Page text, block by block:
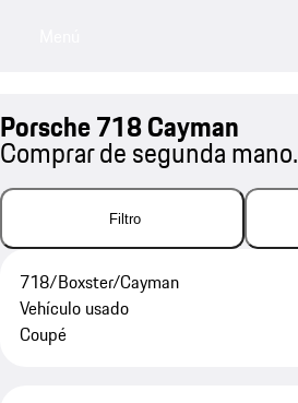
Porsche 718 Cayman
Comprar de segunda mano.
Filtro
718/Boxster/Cayman
Vehículo usado
Coupé